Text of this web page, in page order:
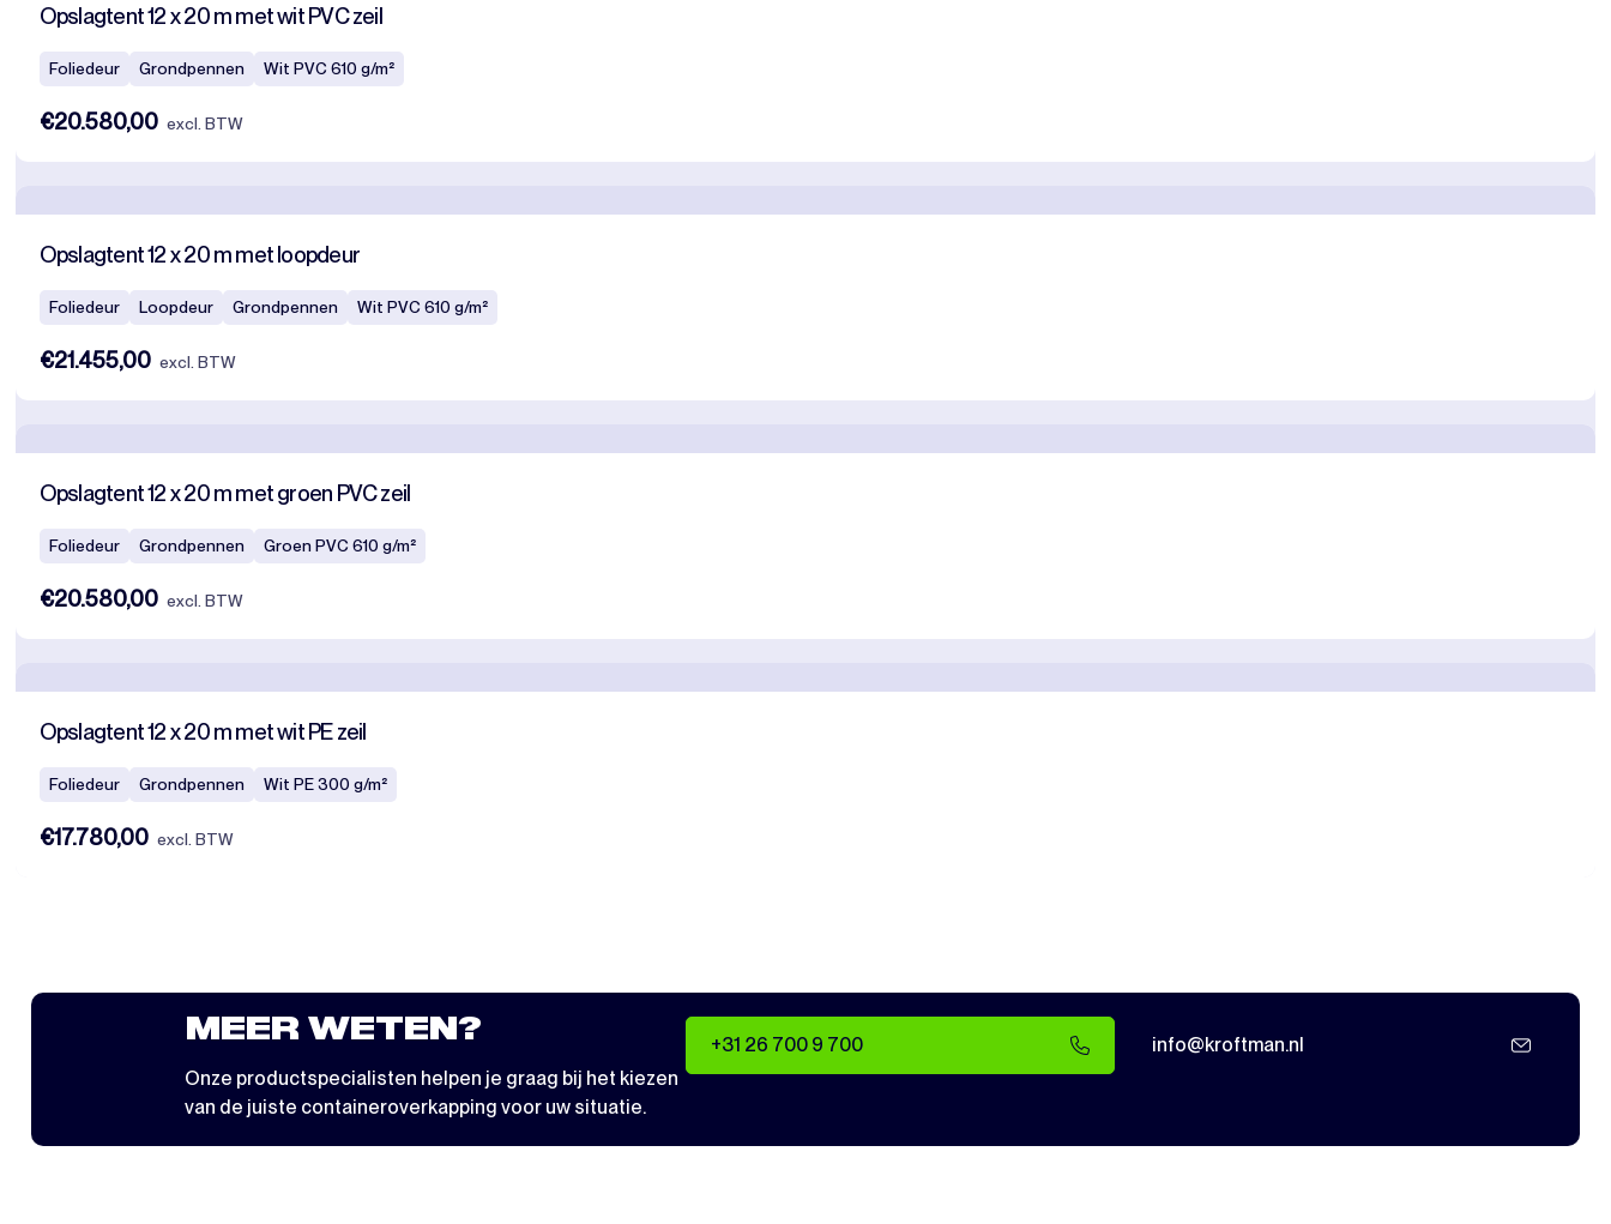
Opslagtent 12 x 20 m met wit PVC zeil
Foliedeur Grondpennen Wit PVC 610 g/m²
€20.580,00 excl. BTW
Opslagtent 12 x 20 m met loopdeur
Foliedeur Loopdeur Grondpennen Wit PVC 610 g/m²
€21.455,00 excl. BTW
Opslagtent 12 x 20 m met groen PVC zeil
Foliedeur Grondpennen Groen PVC 610 g/m²
€20.580,00 excl. BTW
Opslagtent 12 x 20 m met wit PE zeil
Foliedeur Grondpennen Wit PE 300 g/m²
€17.780,00 excl. BTW
MEER WETEN?
Onze productspecialisten helpen je graag bij het kiezen
van de juiste containeroverkapping voor uw situatie.
+31 26 700 9 700 info@kroftman.nl